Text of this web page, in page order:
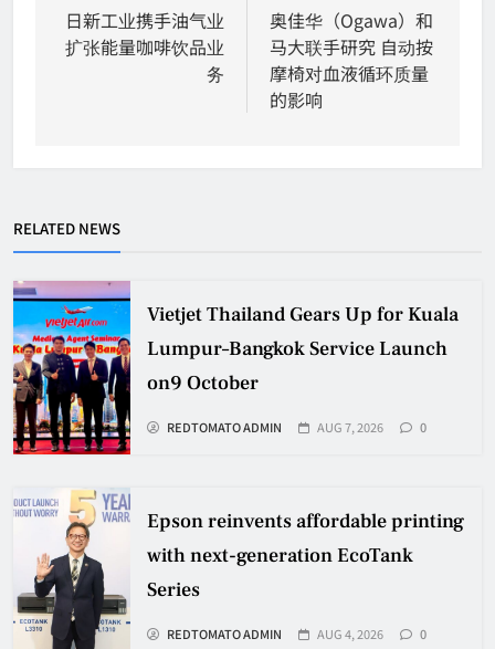
navigation
日新工业携手油气业
扩张能量咖啡饮品业
务
奥佳华（Ogawa）和
马大联手研究 自动按
摩椅对血液循环质量
的影响
RELATED NEWS
Vietjet Thailand Gears Up for Kuala
Lumpur–Bangkok Service Launch
on9 October
REDTOMATO ADMIN AUG 7, 2026 0
Epson reinvents affordable printing
with next-generation EcoTank
Series
REDTOMATO ADMIN AUG 4, 2026 0